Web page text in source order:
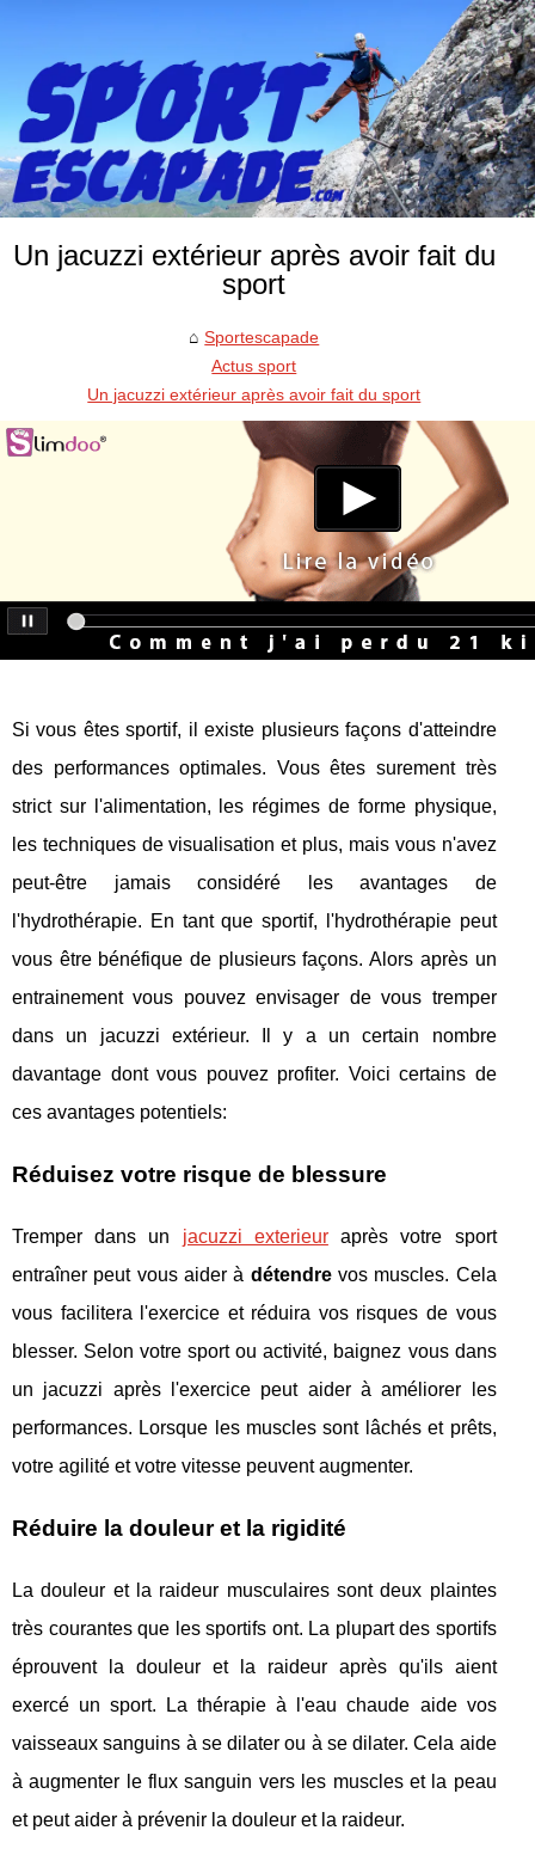
Un jacuzzi extérieur après avoir fait du
sport
Sportescapade
Actus sport
Un jacuzzi extérieur après avoir fait du sport
Si vous êtes sportif, il existe plusieurs façons d'atteindre
des performances optimales. Vous êtes surement très
strict sur l'alimentation, les régimes de forme physique,
les techniques de visualisation et plus, mais vous n'avez
peut-être jamais considéré les avantages de
l'hydrothérapie. En tant que sportif, l'hydrothérapie peut
vous être bénéfique de plusieurs façons. Alors après un
entrainement vous pouvez envisager de vous tremper
dans un jacuzzi extérieur. Il y a un certain nombre
davantage dont vous pouvez profiter. Voici certains de
ces avantages potentiels:
Réduisez votre risque de blessure
Tremper dans un jacuzzi exterieuraprès votre sport
entraîner peut vous aider à détendrevos muscles. Cela
vous facilitera l'exercice et réduira vos risques de vous
blesser. Selon votre sport ou activité, baignez vous dans
un jacuzzi après l'exercice peut aider à améliorer les
performances. Lorsque les muscles sont lâchés et prêts,
votre agilité et votre vitesse peuvent augmenter.
Réduire la douleur et la rigidité
La douleur et la raideur musculaires sont deux plaintes
très courantes que les sportifs ont. La plupart des sportifs
éprouvent la douleur et la raideur après qu'ils aient
exercé un sport. La thérapie à l'eau chaude aide vos
vaisseaux sanguins à se dilater ou à se dilater. Cela aide
à augmenter le flux sanguin vers les muscles et la peau
et peut aider à prévenir la douleur et la raideur.